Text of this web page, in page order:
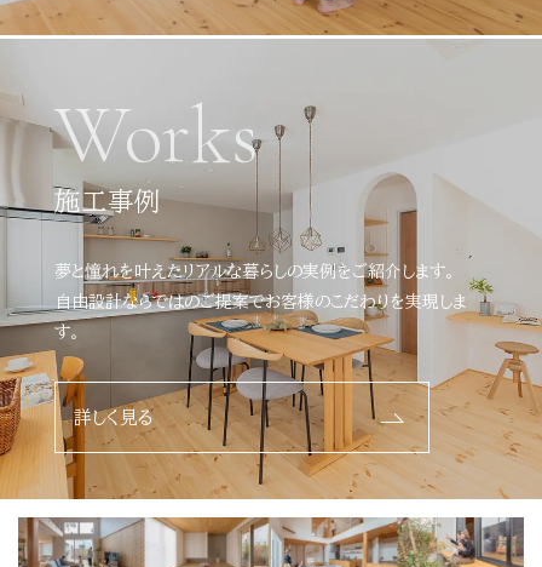
Works
施工事例
夢と憧れを叶えたリアルな暮らしの実例をご紹介します。
自由設計ならではのご提案でお客様のこだわりを実現しま
す。
詳しく見る